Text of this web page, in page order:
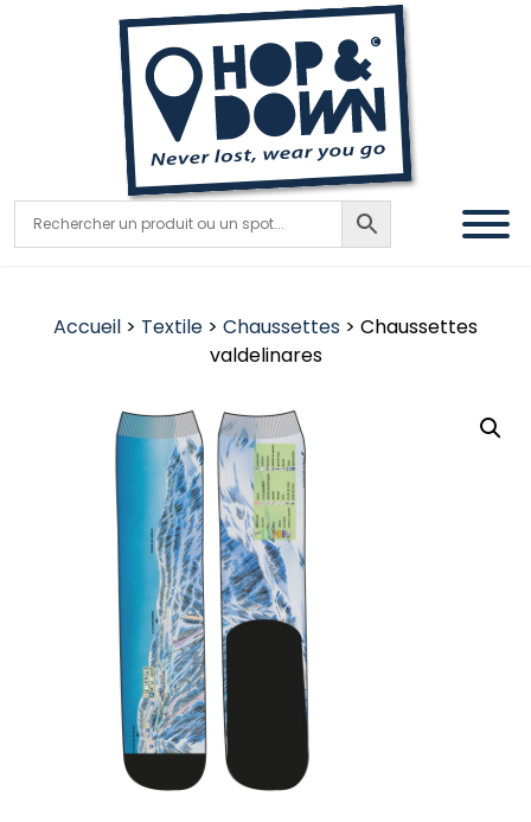
Accueil > Textile > Chaussettes > Chaussettes
valdelinares